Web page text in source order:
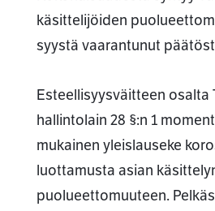
käsittelijöiden
syystä vaarantunut
Esteellisyysväitteen osalta
hallintolain 28 §:n 1
mukainen yleislauseke
luottamusta asian
puolueettomuuteen.